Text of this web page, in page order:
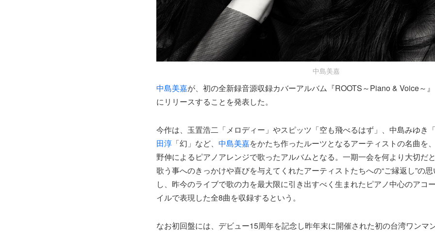
中島美嘉
中島美嘉が、初の全新録音源収録カバーアルバム『ROOTS～Piano & Voice～
にリリースすることを発表した。
今作は、玉置浩二「メロディー」やスピッツ「空も飛べるはず」、中島みゆき
田淳 「幻」など、 中島美嘉をかたち作ったルーツとなるアーティストの名曲を
野伸によるピアノアレンジで歌ったアルバムとなる。一期一会を何より大切だ
歌う事へのきっかけや喜びを与えてくれたアーティストたちへの“ご縁返し”の
し、昨今のライブで歌の力を最大限に引き出すべく生まれたピアノ中心のアコ
イルで表現した全8曲を収録するという。
なお初回盤には、デビュー15周年を記念し昨年末に開催された初の台湾ワンマ